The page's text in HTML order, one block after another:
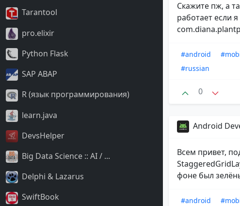
Tarantool
pro.elixir
Python Flask
SAP ABAP
R (язык программирования)
learn.java
DevsHelper
Big Data Science :: AI / ...
Delphi & Lazarus
SwiftBook
Скажите пж, а
работает если
#android
#russian
0
Android
Всем привет,
фоне был
#android